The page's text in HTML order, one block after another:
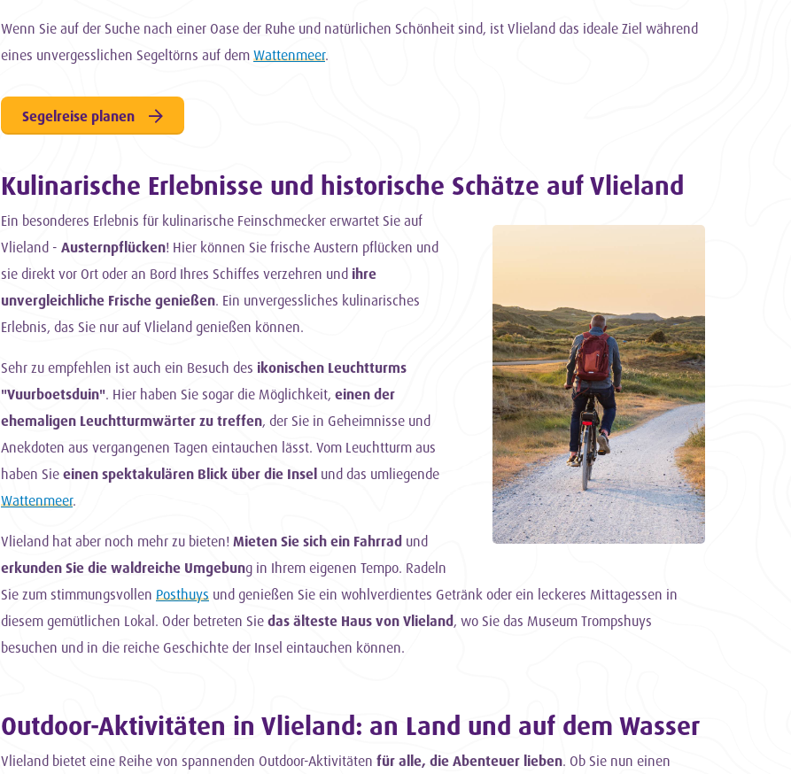
Wenn Sie auf der Suche nach einer Oase der Ruhe und natürlichen Schönheit sind, ist Vlieland das ideale Ziel während
eines unvergesslichen Segeltörns auf dem Wattenmeer.
Segelreise planen
Kulinarische Erlebnisse und historische Schätze auf Vlieland
Ein besonderes Erlebnis für kulinarische Feinschmecker erwartet Sie auf
Vlieland - Austernpflücken! Hier können Sie frische Austern pflücken und
sie direkt vor Ort oder an Bord Ihres Schiffes verzehren und ihre
unvergleichliche Frische genießen. Ein unvergessliches kulinarisches
Erlebnis, das Sie nur auf Vlieland genießen können.
Sehr zu empfehlen ist auch ein Besuch des ikonischen Leuchtturms
"Vuurboetsduin". Hier haben Sie sogar die Möglichkeit, einen der
ehemaligen Leuchtturmwärter zu treffen, der Sie in Geheimnisse und
Anekdoten aus vergangenen Tagen eintauchen lässt. Vom Leuchtturm aus
haben Sie einen spektakulären Blick über die Insel und das umliegende
Wattenmeer.
Vlieland hat aber noch mehr zu bieten! Mieten Sie sich ein Fahrrad und
erkunden Sie die waldreiche Umgebung in Ihrem eigenen Tempo. Radeln
Sie zum stimmungsvollen Posthuys und genießen Sie ein wohlverdientes Getränk oder ein leckeres Mittagessen in
diesem gemütlichen Lokal. Oder betreten Sie das älteste Haus von Vlieland, wo Sie das Museum Trompshuys
besuchen und in die reiche Geschichte der Insel eintauchen können.
Outdoor-Aktivitäten in Vlieland: an Land und auf dem Wasser
Vlieland bietet eine Reihe von spannenden Outdoor-Aktivitäten für alle, die Abenteuer lieben. Ob Sie nun einen